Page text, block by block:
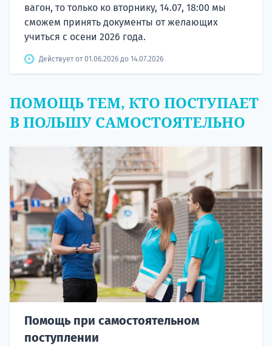
вагон, то только ко вторнику, 14.07, 18:00 мы
сможем принять документы от желающих
учиться с осени 2026 года.
Действует от 01.06.2026 до 14.07.2026
ПОМОЩЬ ТЕМ, КТО ПОСТУПАЕТ
В ПОЛЬШУ САМОСТОЯТЕЛЬНО
Помощь при самостоятельном
поступлении